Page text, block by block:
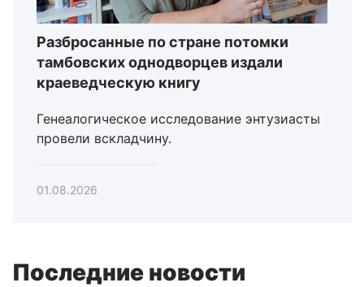
Разбросанные по стране потомки
тамбовских однодворцев издали
краеведческую книгу
Генеалогическое исследование энтузиасты
провели вскладчину.
01.08.2026
Последние новости